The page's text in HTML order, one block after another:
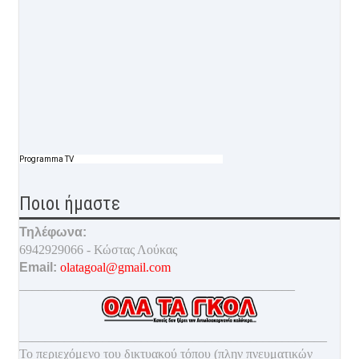
Programma TV
Ποιοι ήμαστε
Τηλέφωνα:
6942929066 - Κώστας Λούκας
Email: olatagoal@gmail.com
Το περιεχόμενο του δικτυακού τόπου (πλην πνευματικών